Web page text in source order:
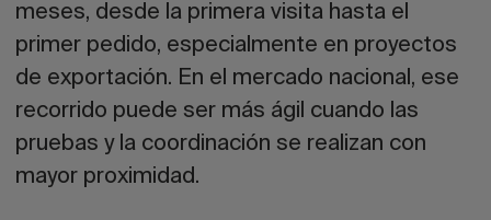
meses, desde la primera visita hasta el
primer pedido, especialmente en proyectos
de exportación. En el mercado nacional, ese
recorrido puede ser más ágil cuando las
pruebas y la coordinación se realizan con
mayor proximidad.